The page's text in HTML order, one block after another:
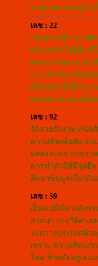
จะมีอุปสรรคอยู่บ้าง
เลข : 22
เลขคู่ช่างฝัน ช่างคิ
เข้าอกเข้าใจผู้อื่น
คนหลากหลาย เข้า
เกรงใจ ลังเล ตัดสิ
ตรึกตรองให้ดีก่อน
อ่อนหวาน ซะเหลือ
เลข : 92
รักสวยรักงาม ถนัด
ความคิดเพ้อฝัน แบ
แสดงละคร ถ่ายภา
ควรทำตัวให้มีจุดยื
ศึกษาข้อมูลเกี่ยวกับ
เลข : 59
เป็นคนที่มีลางสังห
ศาสนา ประวัติศาส
ระหว่างประเทศด้
เพราะ ความคิดแก่
ใหม่ ล้ำสมัยอยู่เสม